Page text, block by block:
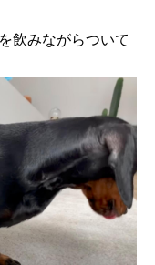
飲みながらついて